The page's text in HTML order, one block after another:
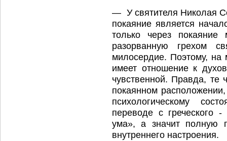
— У святителя Николая
покаяние является
только через покаяние
разорванную грехом
милосердие. Поэтому,
имеет отношение к
чувственной. Правда, те
покаянном
психологическому
переводе с греческого
ума», а значит полную